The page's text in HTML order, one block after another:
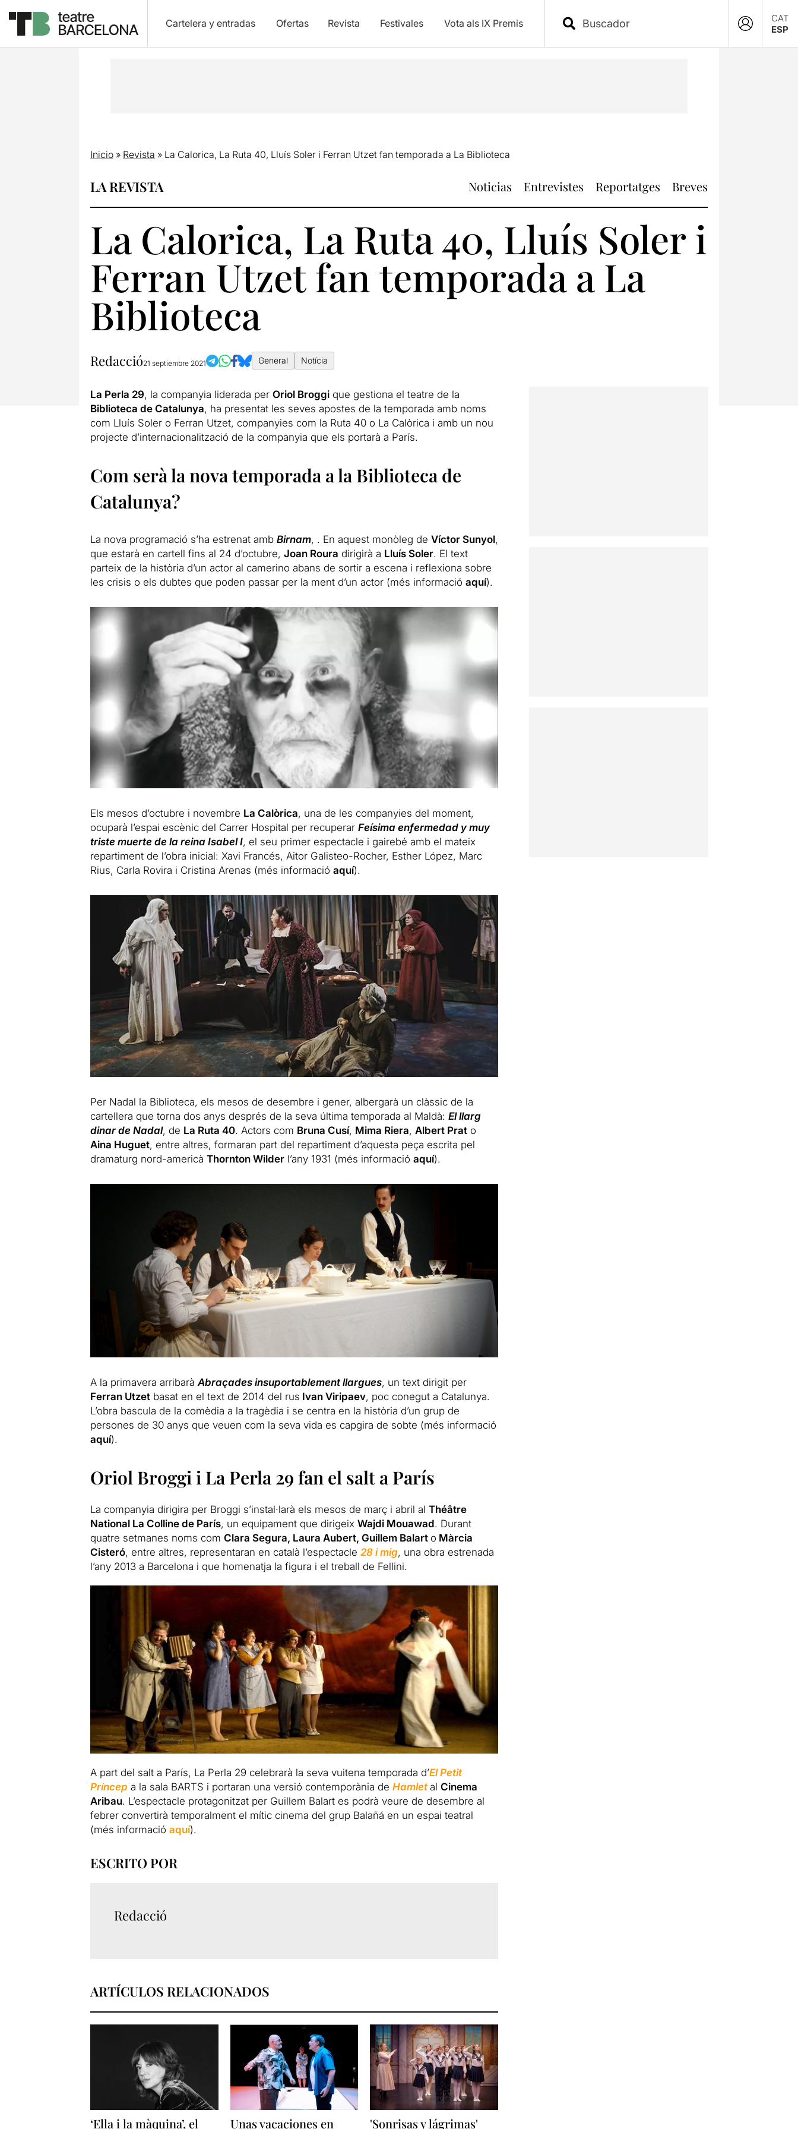
Cartelera y entradas Ofertas Revista Festivales Vota als IX Premis
CAT
ESP
Inicio» Revista » La Calorica, La Ruta 40, Lluís Soler i Ferran Utzet fan temporada a La Biblioteca
LA REVISTA Noticias Entrevistes Reportatges Breves
La Calorica, La Ruta 40, Lluís Soler i
Ferran Utzet fan temporada a La
Biblioteca
Redacció21 septiembre 2021 General Notícia
La Perla 29, la companyia liderada per Oriol Broggique gestiona el teatre de la
Biblioteca de Catalunya, ha presentat les seves apostes de la temporada amb noms
com Lluís Soler o Ferran Utzet, companyies com la Ruta 40 o La Calòrica i amb un nou
projecte d’internacionalització de la companyia que els portarà a París.
Com serà la nova temporada a la Biblioteca de
Catalunya?
La nova programació s’ha estrenat amb Birnam, . En aquest monòleg de Víctor Sunyol,
que estarà en cartell fins al 24 d’octubre, Joan Roura dirigirà a Lluís Soler. El text
parteix de la història d’un actor al camerino abans de sortir a escena i reflexiona sobre
les crisis o els dubtes que poden passar per la ment d’un actor (més informació aquí).
Els mesos d’octubre i novembre La Calòrica, una de les companyies del moment,
ocuparà l’espai escènic del Carrer Hospital per recuperar Feísima enfermedad y muy
triste muerte de la reina Isabel I, el seu primer espectacle i gairebé amb el mateix
repartiment de l’obra inicial: Xavi Francés, Aitor Galisteo-Rocher, Esther López, Marc
Rius, Carla Rovira i Cristina Arenas (més informació aquí).
Per Nadal la Biblioteca, els mesos de desembre i gener, albergarà un clàssic de la
cartellera que torna dos anys després de la seva última temporada al Maldà: El llarg
dinar de Nadal, de La Ruta 40. Actors com Bruna Cusí, Mima Riera, Albert Prato
Aina Huguet, entre altres, formaran part del repartiment d’aquesta peça escrita pel
dramaturg nord-americà Thornton Wilderl’any 1931 (més informació aquí).
A la primavera arribaràAbraçades insuportablement llargues, un text dirigit per
Ferran Utzetbasat en el text de 2014 del rus Ivan Viripaev, poc conegut a Catalunya.
L’obra bascula de la comèdia a la tragèdia i se centra en la història d’un grup de
persones de 30 anys que veuen com la seva vida es capgira de sobte (més informació
aquí).
Oriol Broggi i La Perla 29 fan el salt a París
La companyia dirigira per Broggi s’instal·larà els mesos de març i abril al Théâtre
National La Colline de París, un equipament que dirigeix Wajdi Mouawad. Durant
quatre setmanes noms com Clara Segura, Laura Aubert, Guillem Balart o Màrcia
Cisteró, entre altres, representaran en català l’espectacle 28 i mig, una obra estrenada
l’any 2013 a Barcelona i que homenatja la figura i el treball de Fellini.
A part del salt a París, La Perla 29 celebrarà la seva vuitena temporada d’El Petit
Príncep a la sala BARTS i portaran una versió contemporània de Hamlet al Cinema
Aribau. L’espectacle protagonitzat per Guillem Balart es podrà veure de desembre al
febrer convertirà temporalment el mític cinema del grup Balañá en un espai teatral
(més informació aquí).
ESCRITO POR
Redacció
ARTÍCULOS RELACIONADOS
‘Ella i la màquina’, el Unas vacaciones en 'Sonrisas y lágrimas'